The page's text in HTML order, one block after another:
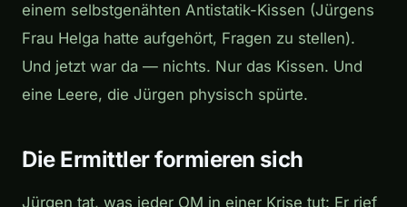
einem selbstgenähten Antistatik-Kissen (Jürgens
Frau Helga hatte aufgehört, Fragen zu stellen).
Und jetzt war da — nichts. Nur das Kissen. Und
eine Leere, die Jürgen physisch spürte.
Die Ermittler formieren sich
Jürgen tat, was jeder OM in einer Krise tut: Er rief